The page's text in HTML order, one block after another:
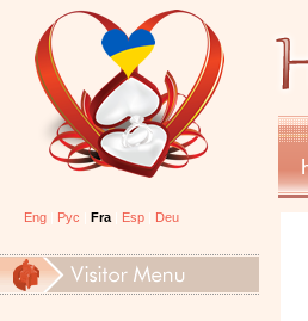
Eng Рус Fra Esp Deu